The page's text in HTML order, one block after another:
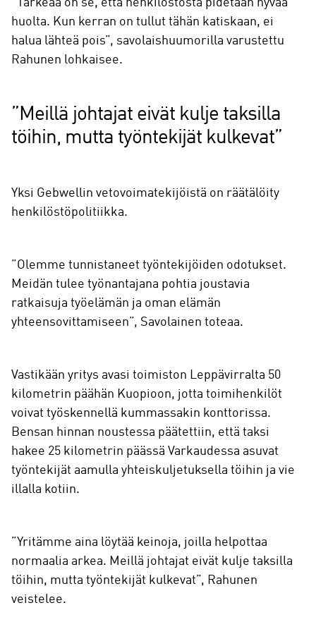
”Tärkeää on se, että henkilöstöstä pidetään hyvää
huolta. Kun kerran on tullut tähän katiskaan, ei
halua lähteä pois”, savolaishuumorilla varustettu
Rahunen lohkaisee.
”Meillä johtajat eivät kulje taksilla
töihin, mutta työntekijät kulkevat”
Yksi Gebwellin vetovoimatekijöistä on räätälöity
henkilöstöpolitiikka.
”Olemme tunnistaneet työntekijöiden odotukset.
Meidän tulee työnantajana pohtia joustavia
ratkaisuja työelämän ja oman elämän
yhteensovittamiseen”, Savolainen toteaa.
Vastikään yritys avasi toimiston Leppävirralta 50
kilometrin päähän Kuopioon, jotta toimihenkilöt
voivat työskennellä kummassakin konttorissa.
Bensan hinnan noustessa päätettiin, että taksi
hakee 25 kilometrin päässä Varkaudessa asuvat
työntekijät aamulla yhteiskuljetuksella töihin ja vie
illalla kotiin.
”Yritämme aina löytää keinoja, joilla helpottaa
normaalia arkea. Meillä johtajat eivät kulje taksilla
töihin, mutta työntekijät kulkevat”, Rahunen
veistelee.